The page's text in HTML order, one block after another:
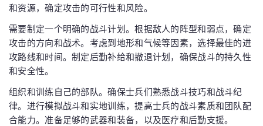
和资源，确定攻击的可行性和风险。
需要制定一个明确的战斗计划。根据敌人的阵型和弱点，确定
攻击的方向和战术。考虑到地形和气候等因素，选择最佳的进
攻路线和时间。制定后勤补给和撤退计划，确保战斗的持久性
和安全性。
组织和训练自己的部队。确保士兵们熟悉战斗技巧和战斗纪
律。进行模拟战斗和实地训练，提高士兵的战斗素质和团队配
合能力。准备足够的武器和装备，以及医疗和后勤支援。